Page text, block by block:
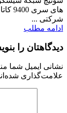
های
شرکتی ...
ادامه مطلب
دیدگاهتان را
نشانی ایمیل شما
علامت‌گذاری